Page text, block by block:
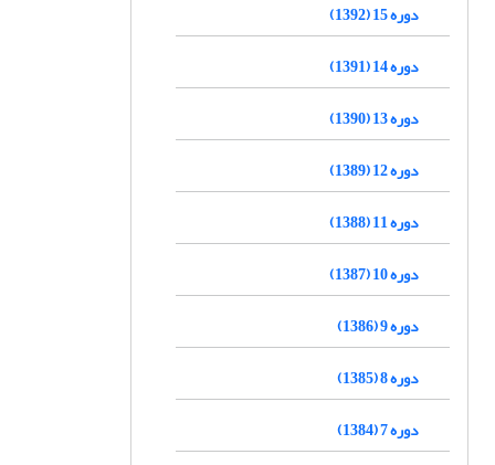
دوره 15 (1392)
دوره 14 (1391)
دوره 13 (1390)
دوره 12 (1389)
دوره 11 (1388)
دوره 10 (1387)
دوره 9 (1386)
دوره 8 (1385)
دوره 7 (1384)